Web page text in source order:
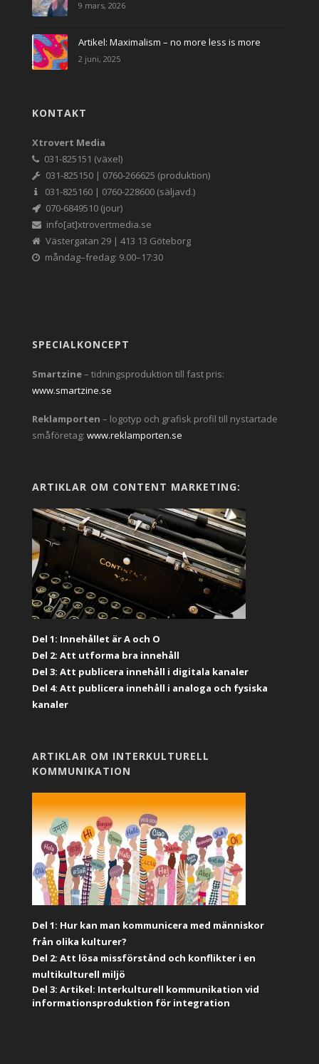
9 mars, 2026
Artikel: Maximalism – no more less is more
2 juni, 2025
KONTAKT
Xtrovert Media
031-825151 (växel)
031-825150 | 0760-266625 (produktion)
031-825160 | 0760-228600 (säljavd.)
070-6849510 (jour)
info[at]xtrovertmedia.se
Västergatan 29 | 413 13 Göteborg
måndag–fredag: 9.00–17:30
SPECIALKONCEPT
Smartzine– tidningsproduktion till fast pris:
www.smartzine.se
Reklamporten – logotyp och grafisk profil till nystartade
småföretag: www.reklamporten.se
ARTIKLAR OM CONTENT MARKETING:
Del 1: Innehållet är A och O
Del 2: Att utforma bra innehåll
Del 3: Att publicera innehåll i digitala kanaler
Del 4: Att publicera innehåll i analoga och fysiska
kanaler
ARTIKLAR OM INTERKULTURELL
KOMMUNIKATION
Del 1: Hur kan man kommunicera med människor
från olika kulturer?
Del 2: Att lösa missförstånd och konflikter i en
multikulturell miljö
Del 3: Artikel: Interkulturell kommunikation vid
informationsproduktion för integration